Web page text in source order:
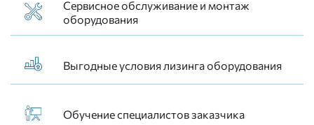
Сервисное обслуживание и монтаж
оборудования
Выгодные условия лизинга оборудования
Обучение специалистов заказчика